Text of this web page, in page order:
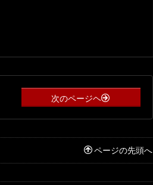
次のページヘ
ページの先頭へ